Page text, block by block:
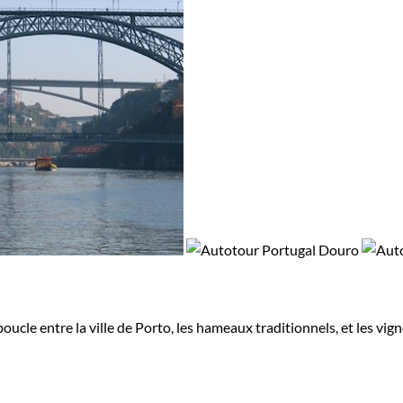
entre la ville de Porto, les hameaux traditionnels, et les